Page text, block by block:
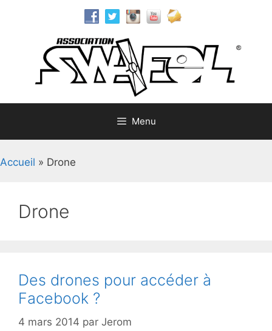
Menu
Accueil » Drone
Drone
Des drones pour accéder à
Facebook ?
4 mars 2014 par Jerom